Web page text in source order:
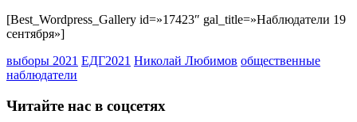
[Best_Wordpress_Gallery id=»17423″ gal_title=»Наблюдатели 19
сентября»]
выборы 2021 ЕДГ2021 Николай Любимов общественные
наблюдатели
Читайте нас в соцсетях